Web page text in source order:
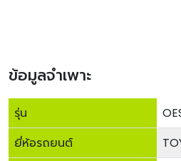
ข้อมูลจำเพาะ
รุ่น
ยี่ห้อรถยนต์